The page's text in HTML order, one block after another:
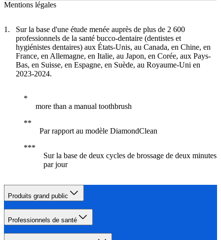
Mentions légales
Sur la base d'une étude menée auprès de plus de 2 600
professionnels de la santé bucco-dentaire (dentistes et
hygiénistes dentaires) aux États-Unis, au Canada, en Chine, en
France, en Allemagne, en Italie, au Japon, en Corée, aux Pays-
Bas, en Suisse, en Espagne, en Suède, au Royaume-Uni en
2023-2024.
more than a manual toothbrush
Par rapport au modèle DiamondClean
Sur la base de deux cycles de brossage de deux minutes
par jour
Produits grand public
Professionnels de santé